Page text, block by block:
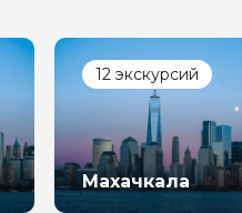
12 экскурсий
Махачкала